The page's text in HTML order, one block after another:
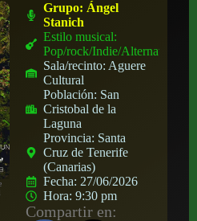
Grupo: Ángel
Stanich
Estilo musical:
Pop/rock/Indie/Alternativo
Sala/recinto: Aguere
Cultural
Población: San
Cristobal de la
Laguna
Provincia: Santa
Cruz de Tenerife
(Canarias)
Fecha: 27/06/2026
Hora:9:30 pm
Compartir en: